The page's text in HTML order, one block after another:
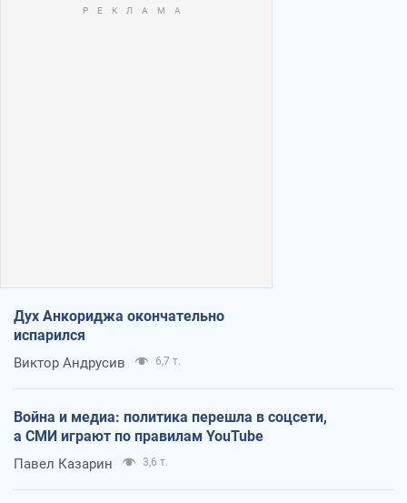
Дух Анкориджа окончательно
испарился
Виктор Андрусив 6,7 т.
Война и медиа: политика перешла в соцсети,
а СМИ играют по правилам YouTube
Павел Казарин 3,6 т.